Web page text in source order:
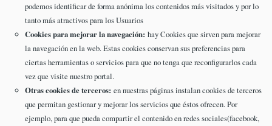
podemos identificar de forma anónima los contenidos más visitados y por lo
tanto más atractivos para los Usuarios
Cookies para mejorar la navegación: hay Cookies que sirven para mejorar
la navegación en la web. Estas cookies conservan sus preferencias para
ciertas herramientas o servicios para que no tenga que reconfigurarlos cada
vez que visite nuestro portal.
Otras cookies de terceros: en nuestras páginas instalan cookies de terceros
que permitan gestionar y mejorar los servicios que éstos ofrecen. Por
ejemplo, para que pueda compartir el contenido en redes sociales(facebook,